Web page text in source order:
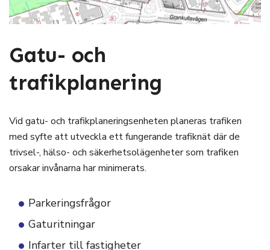
Gatu- och
trafikplanering
Vid gatu- och trafikplaneringsenheten planeras trafiken
med syfte att utveckla ett fungerande trafiknät där de
trivsel-, hälso- och säkerhetsolägenheter som trafiken
orsakar invånarna har minimerats.
Parkeringsfrågor
Gaturitningar
Infarter till fastigheter